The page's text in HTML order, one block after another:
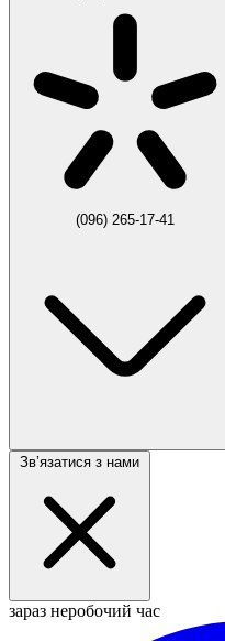
(096) 265-17-41
Звʼязатися з нами
зараз неробочий час